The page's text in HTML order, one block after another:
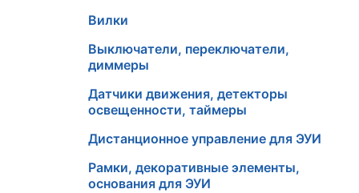
Вилки
Выключатели, переключатели,
диммеры
Датчики движения, детекторы
освещенности, таймеры
Дистанционное управление для ЭУИ
Рамки, декоративные элементы,
основания для ЭУИ